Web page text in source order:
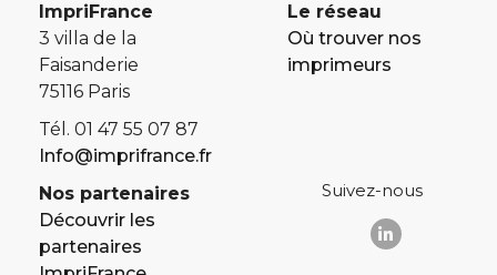
ImpriFrance
3 villa de la
Faisanderie
75116 Paris
Tél. 01 47 55 07 87
Info@imprifrance.fr
Le réseau
Où trouver nos
imprimeurs
Nos partenaires
Découvrir les
partenaires
Suivez-nous